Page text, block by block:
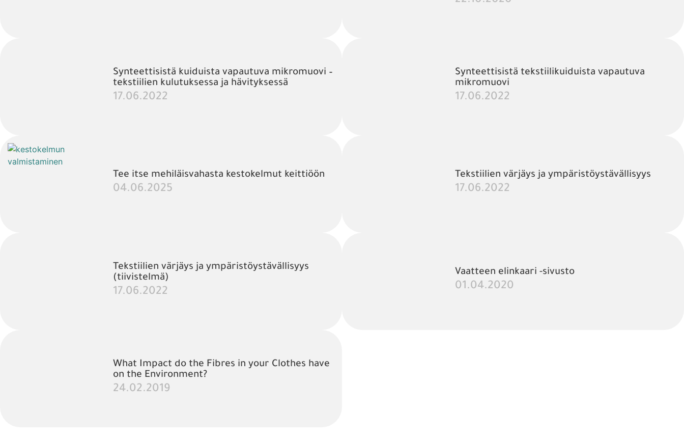
Synteettisistä kuiduista vapautuva mikromuovi –
tekstiilien kulutuksessa ja hävityksessä
17.06.2022
Synteettisistä tekstiilikuiduista vapautuva
mikromuovi
17.06.2022
Tee itse mehiläisvahasta kestokelmut keittiöön
04.06.2025
Tekstiilien värjäys ja ympäristöystävällisyys
17.06.2022
Tekstiilien värjäys ja ympäristöystävällisyys
(tiivistelmä)
17.06.2022
Vaatteen elinkaari -sivusto
01.04.2020
What Impact do the Fibres in your Clothes have
on the Environment?
24.02.2019